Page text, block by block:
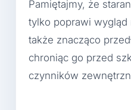
Pamiętajmy, że
tylko poprawi wygląd
także znacząco
chroniąc go przed
czynników